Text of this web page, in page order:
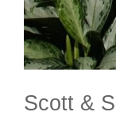
Scott &